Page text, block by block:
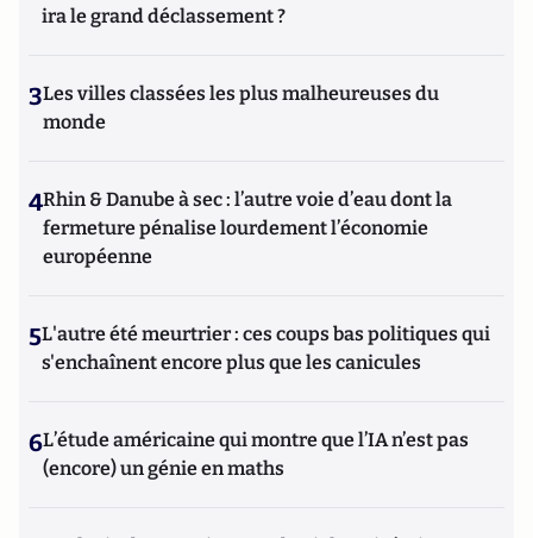
ira le grand déclassement ?
3Les villes classées les plus malheureuses du
monde
4Rhin & Danube à sec : l’autre voie d’eau dont la
fermeture pénalise lourdement l’économie
européenne
5L'autre été meurtrier : ces coups bas politiques qui
s'enchaînent encore plus que les canicules
6L’étude américaine qui montre que l’IA n’est pas
(encore) un génie en maths